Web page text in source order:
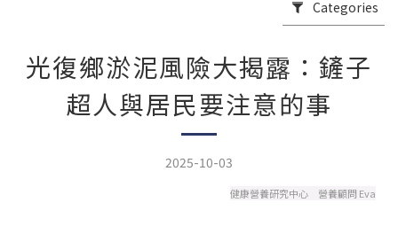
Categories
光復鄉淤泥風險大揭露：鏟子
超人與居民要注意的事
2025-10-03
健康營養研究中心 營養顧問 Eva